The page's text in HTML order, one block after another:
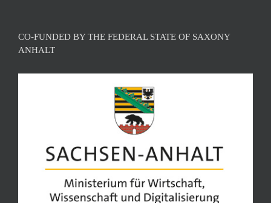
CO-FUNDED BY THE FEDERAL STATE OF SAXONY
ANHALT